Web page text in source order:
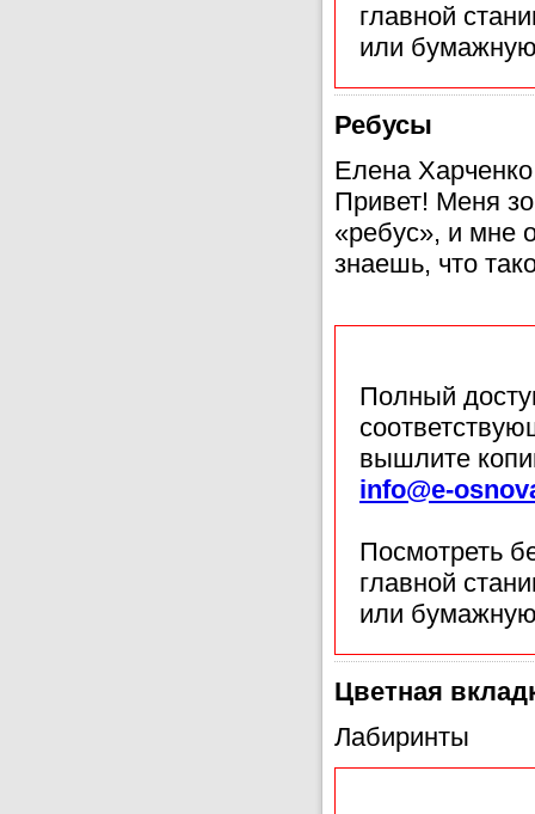
главной
или
Ребусы
Елена
Привет! Меня
«ребус», и мне
знаешь, что
Полный
вышлите
info@e-
Посмотреть
главной
или
Цветная
Лабиринты